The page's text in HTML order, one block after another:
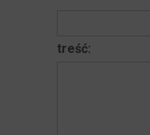
treść: